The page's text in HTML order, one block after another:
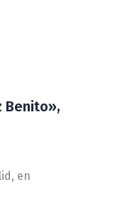
Benito»,
en